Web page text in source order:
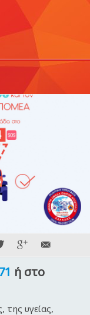
ή στο
της υγείας,